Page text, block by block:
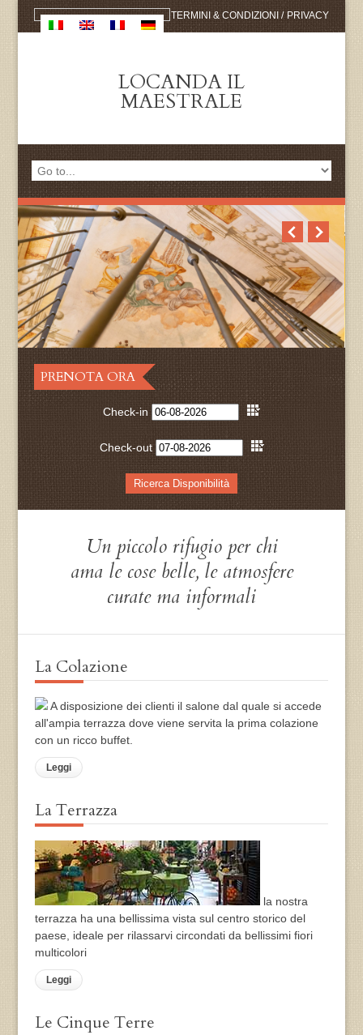
TERMINI & CONDIZIONI / PRIVACY
LOCANDA IL
MAESTRALE
PRENOTA ORA
Check-in
Check-out
Un piccolo rifugio per chi
ama le cose belle, le atmosfere
curate ma informali
La Colazione
A disposizione dei clienti il salone dal quale si accede
all'ampia terrazza dove viene servita la prima colazione
con un ricco buffet.
Leggi
La Terrazza
la nostra
terrazza ha una bellissima vista sul centro storico del
paese, ideale per rilassarvi circondati da bellissimi fiori
multicolori
Leggi
Le Cinque Terre